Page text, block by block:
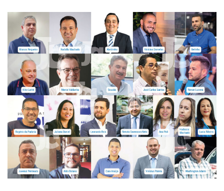
promovem palestra sobre diversidade e inclusão no
mercado de trabalho
Dalvana Penha toma posse como vereadora
durante sessão da Câmara de Arujá